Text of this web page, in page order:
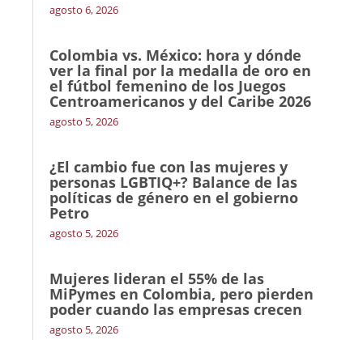
agosto 6, 2026
Colombia vs. México: hora y dónde
ver la final por la medalla de oro en
el fútbol femenino de los Juegos
Centroamericanos y del Caribe 2026
agosto 5, 2026
¿El cambio fue con las mujeres y
personas LGBTIQ+? Balance de las
políticas de género en el gobierno
Petro
agosto 5, 2026
Mujeres lideran el 55% de las
MiPymes en Colombia, pero pierden
poder cuando las empresas crecen
agosto 5, 2026